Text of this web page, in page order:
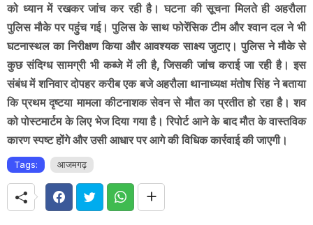
को ध्यान में रखकर जांच कर रही है। घटना की सूचना मिलते ही अहरौला
पुलिस मौके पर पहुंच गई। पुलिस के साथ फोरेंसिक टीम और श्वान दल ने भी
घटनास्थल का निरीक्षण किया और आवश्यक साक्ष्य जुटाए। पुलिस ने मौके से
कुछ संदिग्ध सामग्री भी कब्जे में ली है, जिसकी जांच कराई जा रही है। इस
संबंध में शनिवार दोपहर करीब एक बजे अहरौला थानाध्यक्ष मंतोष सिंह ने बताया
कि प्रथम दृष्टया मामला कीटनाशक सेवन से मौत का प्रतीत हो रहा है। शव
को पोस्टमार्टम के लिए भेज दिया गया है। रिपोर्ट आने के बाद मौत के वास्तविक
कारण स्पष्ट होंगे और उसी आधार पर आगे की विधिक कार्रवाई की जाएगी।
Tags: आजमगढ़